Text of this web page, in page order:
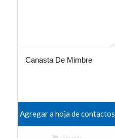
Canasta De Mimbre
Agregar a hoja de contactos